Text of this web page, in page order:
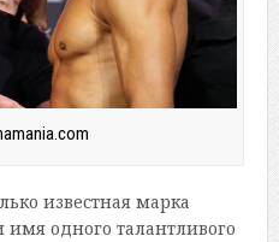
известная марка
одного талантливого